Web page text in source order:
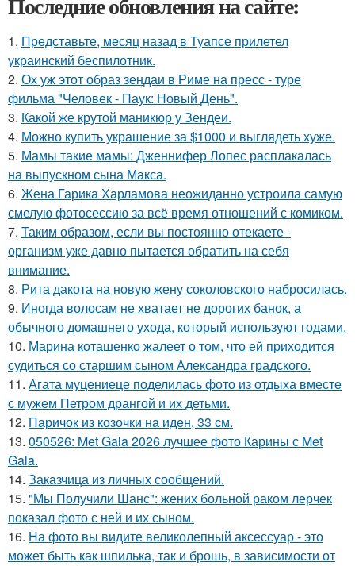
1. Представьте, месяц назад в Туапсе прилетел
украинский беспилотник.
2. Ох уж этот образ зендаи в Риме на пресс - туре
фильма "Человек - Паук: Новый День".
3. Какой же крутой маникюр у Зендеи.
4. Можно купить украшение за $1000 и выглядеть хуже.
5. Мамы такие мамы: Дженнифер Лопес расплакалась
на выпускном сына Макса.
6. Жена Гарика Харламова неожиданно устроила самую
смелую фотосессию за всё время отношений с комиком.
7. Таким образом, если вы постоянно отекаете -
организм уже давно пытается обратить на себя
внимание.
8. Рита дакота на новую жену соколовского набросилась.
9. Иногда волосам не хватает не дорогих банок, а
обычного домашнего ухода, который используют годами.
10. Марина коташенко жалеет о том, что ей приходится
судиться со старшим сыном Александра градского.
11. Агата муцениеце поделилась фото из отдыха вместе
с мужем Петром дрангой и их детьми.
12. Паричок из козочки на иден, 33 см.
13. 050526: Met Gala 2026 лучшее фото Карины с Met
Gala.
14. Заказчица из личных сообщений.
15. "Мы Получили Шанс": жених больной раком лерчек
показал фото с ней и их сыном.
16. На фото вы видите великолепный аксессуар - это
может быть как шпилька, так и брошь, в зависимости от